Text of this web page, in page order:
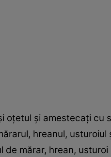
oţetul şi amestecaţi cu
hreanul,
de mărar, hrean,